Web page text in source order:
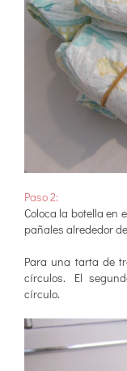
Paso 2:
Coloca la botella en
pañales alrededor
Para una tarta de
círculos. El
círculo.